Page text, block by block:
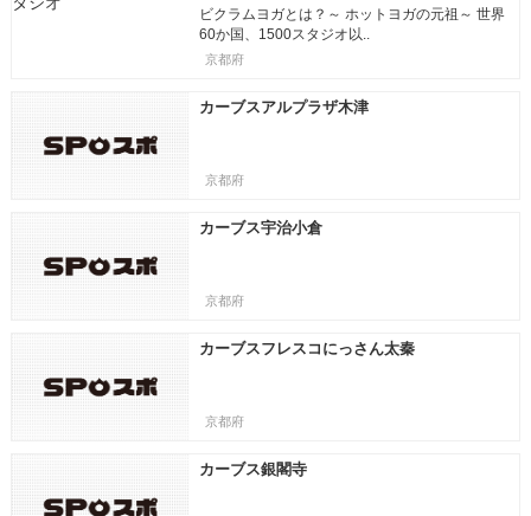
ビクラムヨガとは？～ ホットヨガの元祖～ 世界
60か国、1500スタジオ以..
京都府
カーブスアルプラザ木津
京都府
カーブス宇治小倉
京都府
カーブスフレスコにっさん太秦
京都府
カーブス銀閣寺